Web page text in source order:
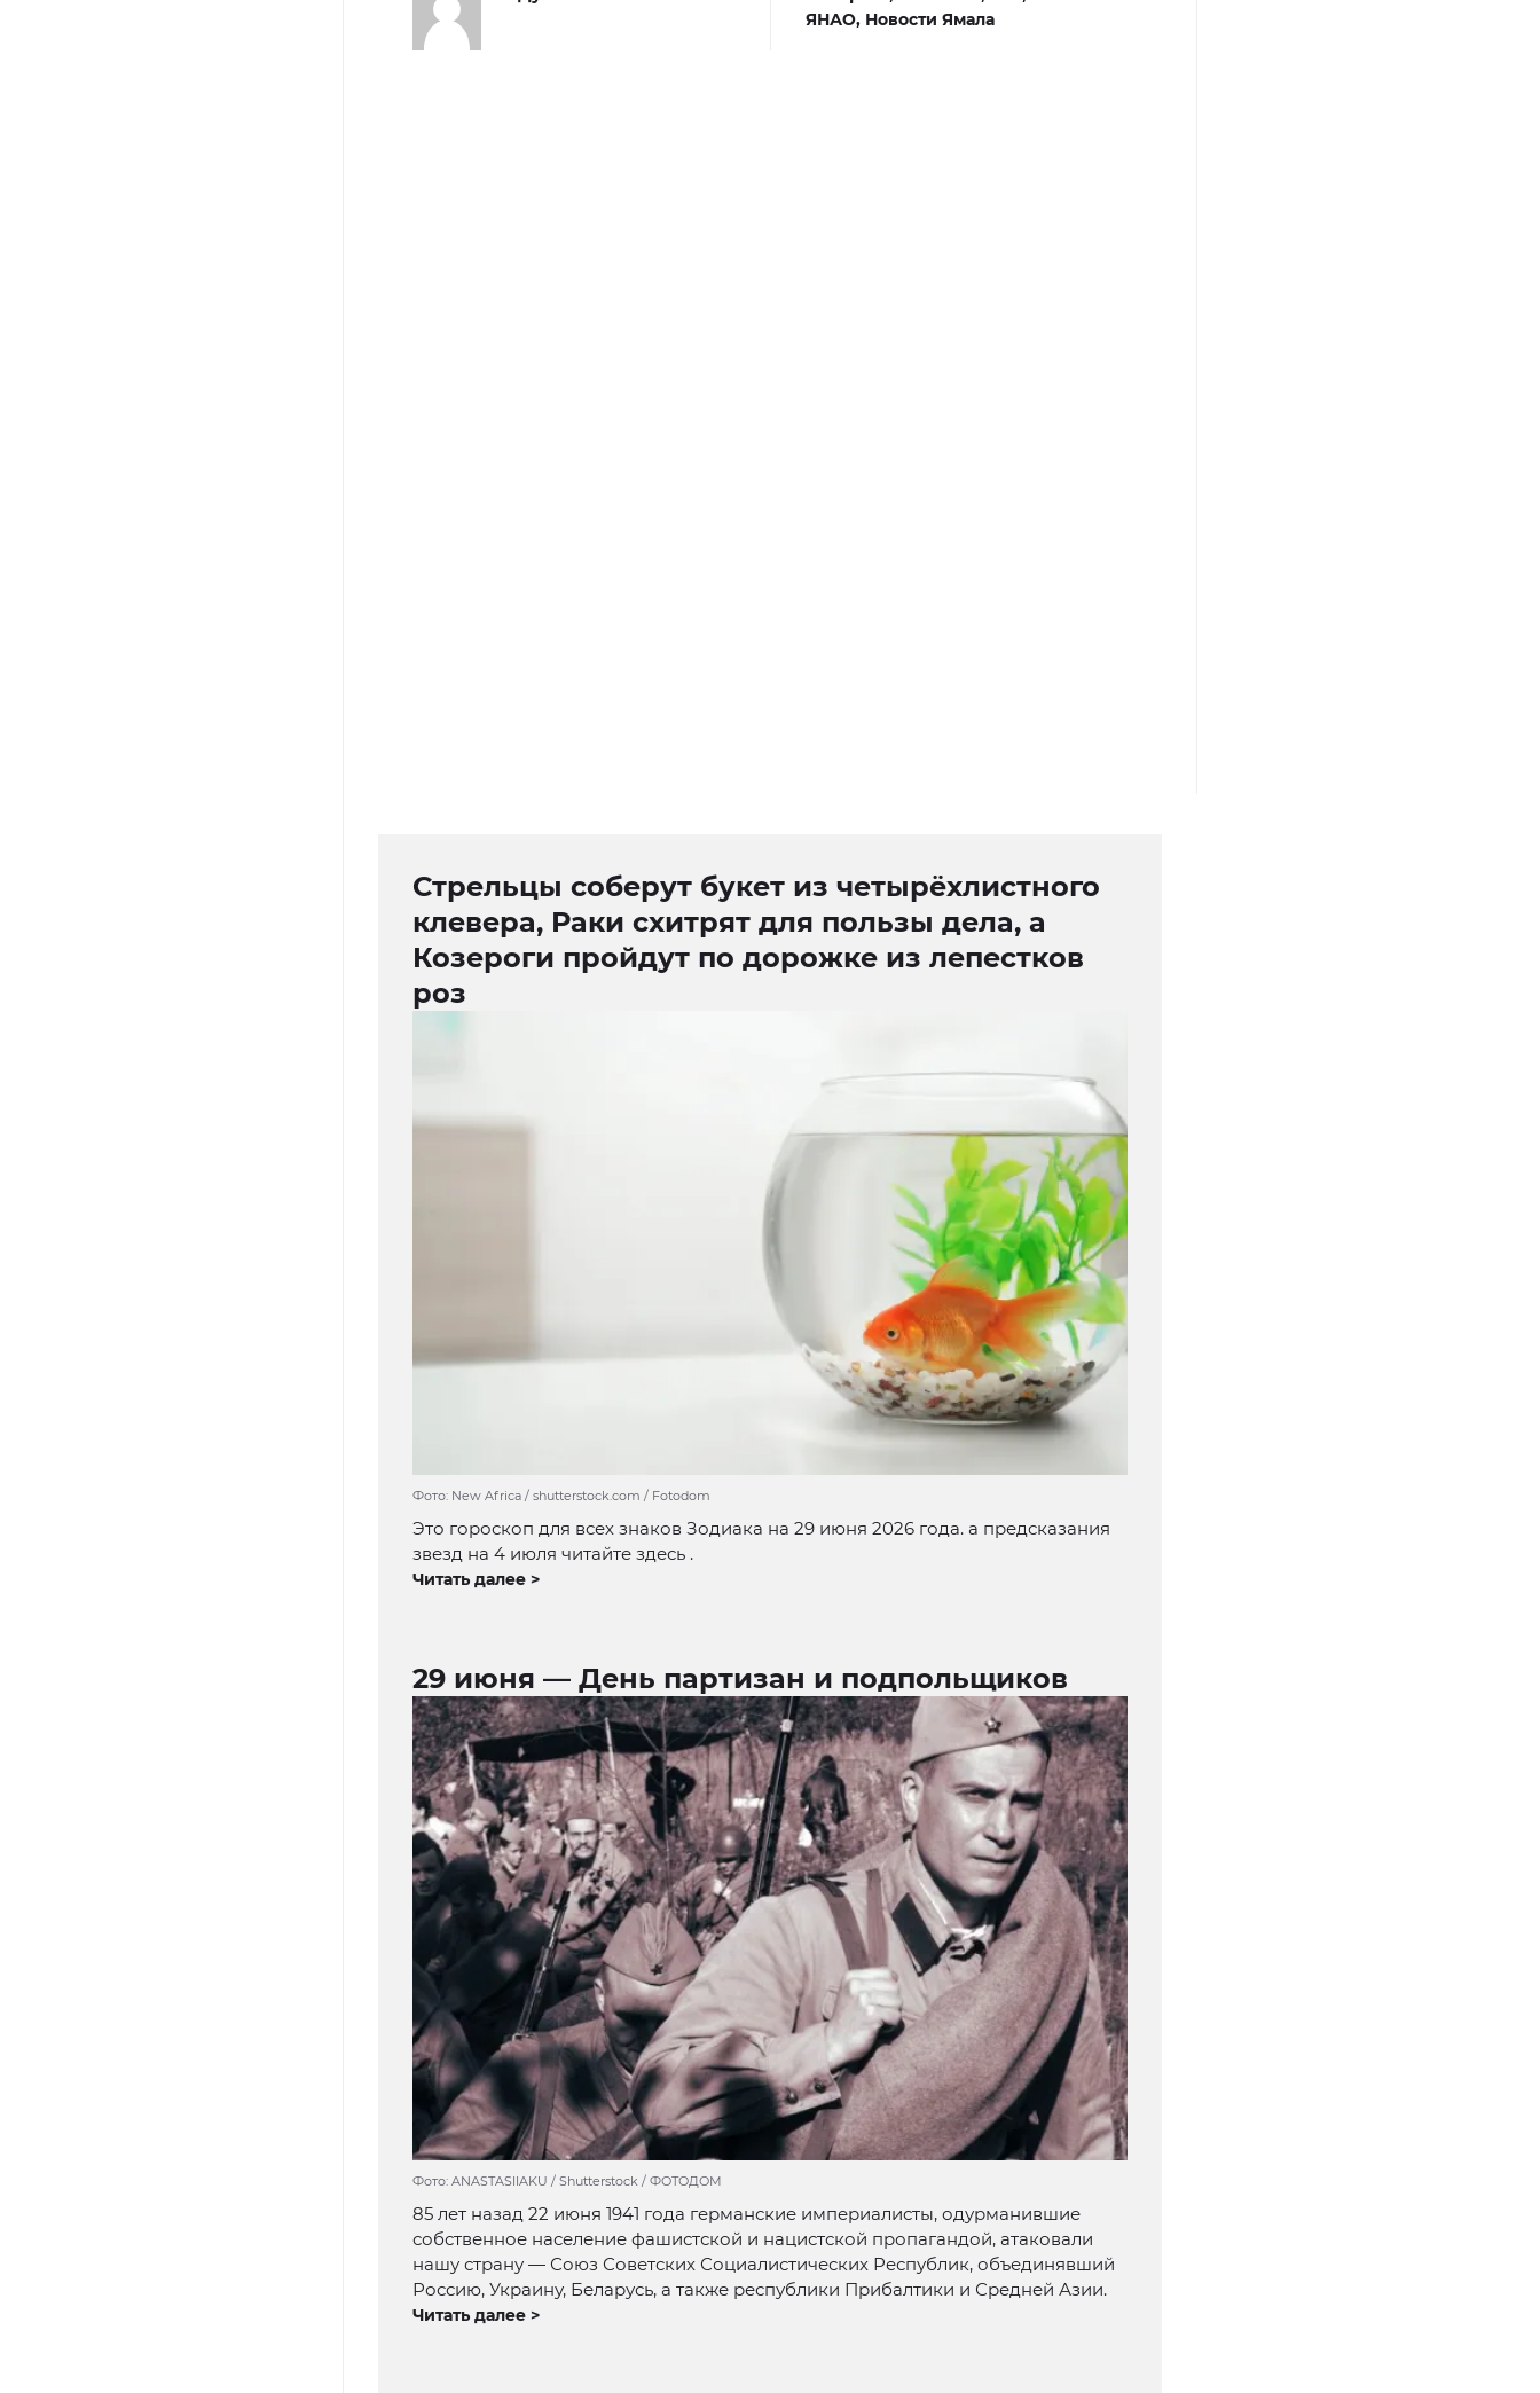
ЯНАО, Новости Ямала
Стрельцы соберут букет из четырёхлистного
клевера, Раки схитрят для пользы дела, а
Козероги пройдут по дорожке из лепестков
роз
Фото: New Africa / shutterstock.com / Fotodom
Это гороскоп для всех знаков Зодиака на 29 июня 2026 года. а предсказания
звезд на 4 июля читайте здесь .
Читать далее >
29 июня — День партизан и подпольщиков
Фото: ANASTASIIAKU / Shutterstock / ФОТОДОМ
85 лет назад 22 июня 1941 года германские империалисты, одурманившие
собственное население фашистской и нацистской пропагандой, атаковали
нашу страну — Союз Советских Социалистических Республик, объединявший
Россию, Украину, Беларусь, а также республики Прибалтики и Средней Азии.
Читать далее >